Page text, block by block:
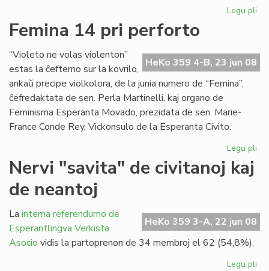
Legu pli
nia
Femina 14 pri perforto
HeKo 359 4-B, 23 jun 08
“Violeto ne volas violenton”
estas la ĉeftemo sur la kovrilo,
ankaŭ precipe violkolora, de la junia numero de “Femina”,
ĉefredaktata de sen. Perla Martinelli, kaj organo de
Feminisma Esperanta Movado, prezidata de sen. Marie-
France Conde Rey, Vickonsulo de la Esperanta Civito.
Legu pli
Nervi "savita" de civitanoj kaj
de neantoj
HeKo 359 3-A, 22 jun 08
La interna referendumo de
Esperantlingva Verkista
Asocio vidis la partoprenon de 34 membroj el 62 (54,8%).
Legu pli